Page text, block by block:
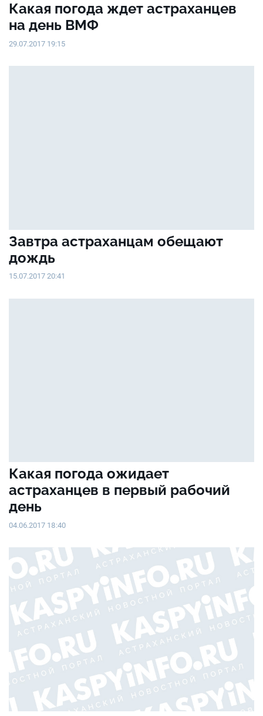
Какая погода ждет астраханцев
на день ВМФ
29.07.2017 19:15
Завтра астраханцам обещают
дождь
15.07.2017 20:41
Какая погода ожидает
астраханцев в первый рабочий
день
04.06.2017 18:40